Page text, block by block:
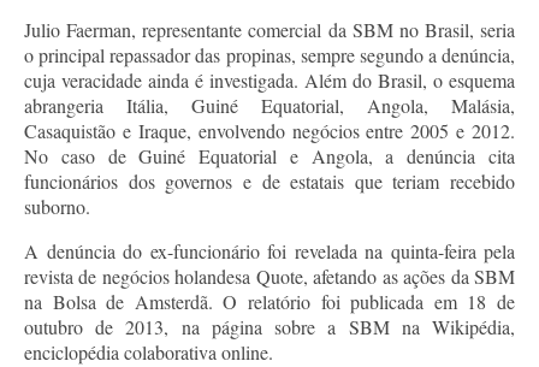
Julio Faerman, representante comercial da SBM no Brasil, seria
o principal repassador das propinas, sempre segundo a denúncia,
cuja veracidade ainda é investigada. Além do Brasil, o esquema
abrangeria Itália, Guiné Equatorial, Angola, Malásia,
Casaquistão e Iraque, envolvendo negócios entre 2005 e 2012.
No caso de Guiné Equatorial e Angola, a denúncia cita
funcionários dos governos e de estatais que teriam recebido
suborno.
A denúncia do ex-funcionário foi revelada na quinta-feira pela
revista de negócios holandesa Quote, afetando as ações da SBM
na Bolsa de Amsterdã. O relatório foi publicada em 18 de
outubro de 2013, na página sobre a SBM na Wikipédia,
enciclopédia colaborativa online.